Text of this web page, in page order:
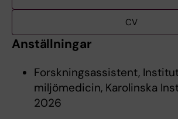
CV
Anställningar
Forskningsassistent,
miljömedicin, Karolinska
2026